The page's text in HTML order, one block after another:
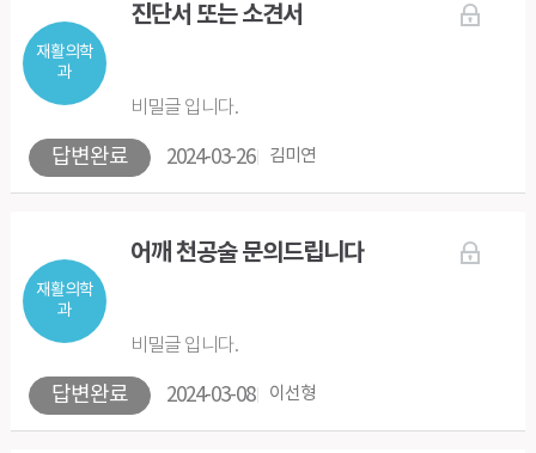
재활의학
과
진단서 또는 소견서
답변완료
비밀글 입니다.
2024-03-26 김미연
재활의학
과
어깨 천공술 문의드립니다
답변완료
비밀글 입니다.
2024-03-08 이선형